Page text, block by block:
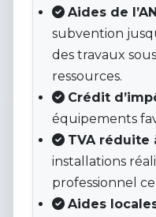
Aides de
subvention
des travaux
ressources.
Crédit
équipements
TVA réduite
installations
professionnel
Aides